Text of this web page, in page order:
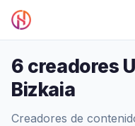
6 creadores
Bizkaia
Creadores de